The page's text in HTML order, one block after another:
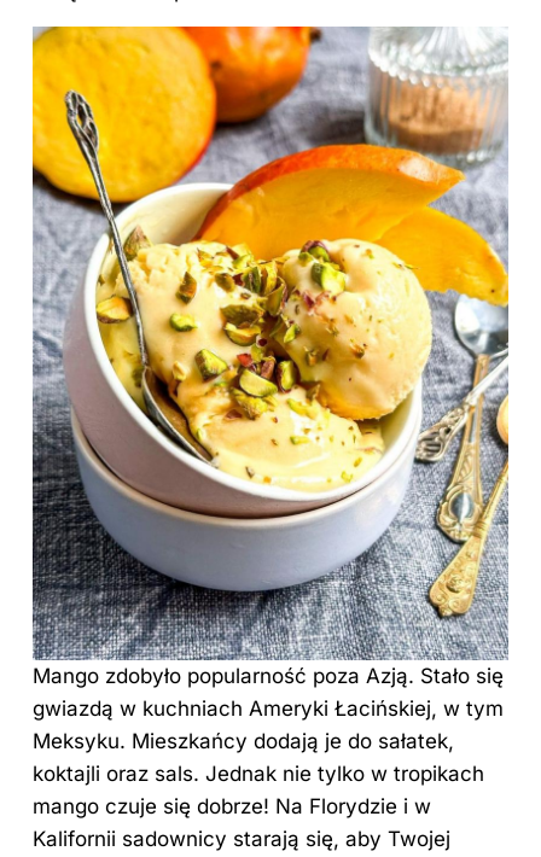
Mango zdobyło popularność poza Azją. Stało się
gwiazdą w kuchniach Ameryki Łacińskiej, w tym
Meksyku. Mieszkańcy dodają je do sałatek,
koktajli oraz sals. Jednak nie tylko w tropikach
mango czuje się dobrze! Na Florydzie i w
Kalifornii sadownicy starają się, aby Twojej